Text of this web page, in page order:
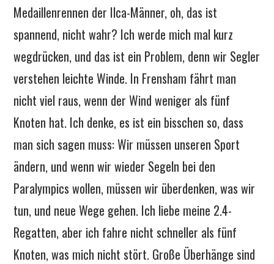
Medaillenrennen der Ilca-Männer, oh, das ist
spannend, nicht wahr? Ich werde mich mal kurz
wegdrücken, und das ist ein Problem, denn wir Segler
verstehen leichte Winde. In Frensham fährt man
nicht viel raus, wenn der Wind weniger als fünf
Knoten hat. Ich denke, es ist ein bisschen so, dass
man sich sagen muss: Wir müssen unseren Sport
ändern, und wenn wir wieder Segeln bei den
Paralympics wollen, müssen wir überdenken, was wir
tun, und neue Wege gehen. Ich liebe meine 2.4-
Regatten, aber ich fahre nicht schneller als fünf
Knoten, was mich nicht stört. Große Überhänge sind